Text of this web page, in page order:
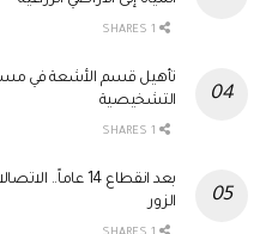
تأهيل قسم الأشعة في
التشخيصية
بعد انقطاع 14
الزور